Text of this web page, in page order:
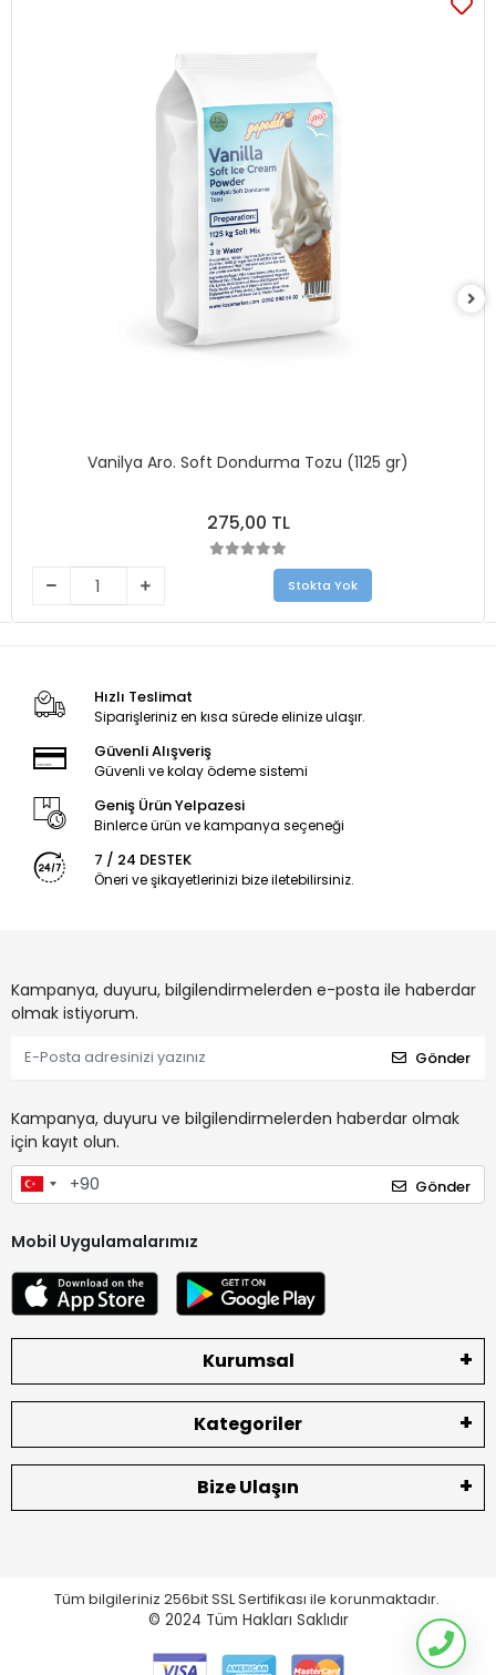
Vanilya Aro. Soft Dondurma Tozu (1125 gr)
275,00 TL
Stokta Yok
Hızlı Teslimat
Siparişleriniz en kısa sürede elinize ulaşır.
Güvenli Alışveriş
Güvenli ve kolay ödeme sistemi
Geniş Ürün Yelpazesi
Binlerce ürün ve kampanya seçeneği
7 / 24 DESTEK
Öneri ve şikayetlerinizi bize iletebilirsiniz.
Kampanya, duyuru, bilgilendirmelerden e-posta ile haberdar
olmak istiyorum.
Gönder
Kampanya, duyuru ve bilgilendirmelerden haberdar olmak
için kayıt olun.
Gönder
Mobil Uygulamalarımız
Kurumsal
Kategoriler
Bize Ulaşın
Tüm bilgileriniz 256bit SSL Sertifikası ile korunmaktadır.
© 2024 Tüm Hakları Saklıdır